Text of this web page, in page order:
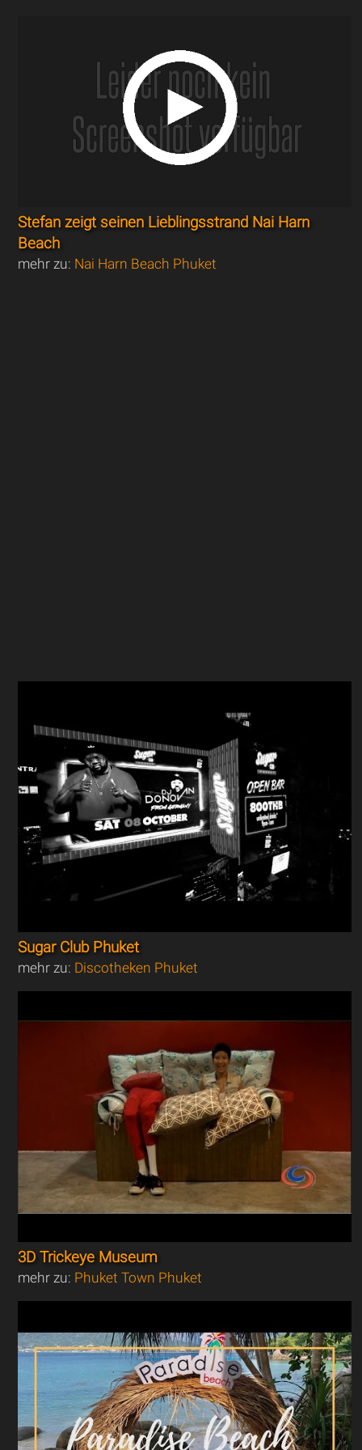
Stefan zeigt seinen Lieblingsstrand Nai Harn
Beach
mehr zu: Nai Harn Beach Phuket
Sugar Club Phuket
mehr zu: Discotheken Phuket
3D Trickeye Museum
mehr zu: Phuket Town Phuket